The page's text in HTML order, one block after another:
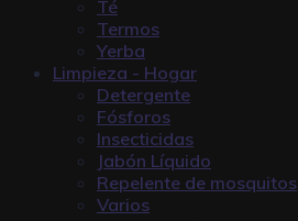
Té
Termos
Yerba
Limpieza - Hogar
Detergente
Fósforos
Insecticidas
Jabón Líquido
Repelente de mosquitos
Varios